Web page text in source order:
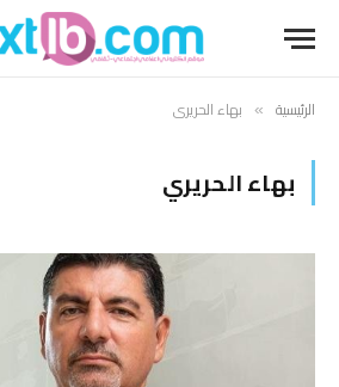
الرئيسية » بهاء الحريري
بهاء الحريري